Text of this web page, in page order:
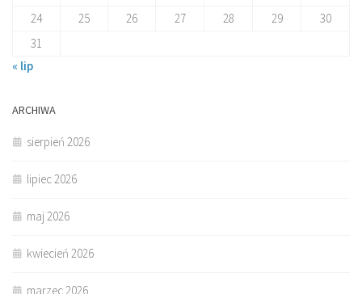
24
25 26 27 28 29
30
31
« lip
ARCHIWA
sierpień 2026
lipiec 2026
maj 2026
kwiecień 2026
marzec 2026